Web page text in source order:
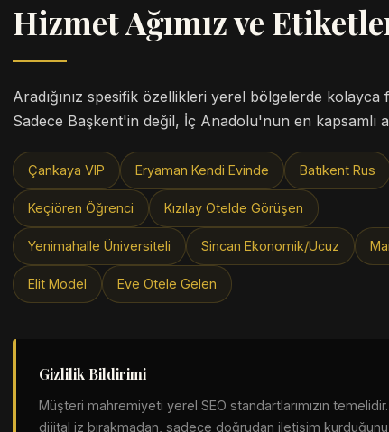
Hizmet Ağımız ve
Aradığınız spesifik özellikleri yerel bölgelerde kolayca
Sadece Başkent'in değil, İç Anadolu'nun en kapsamlı
Çankaya VIP Eryaman Kendi Evinde Batıkent Rus
Keçiören Öğrenci Kızılay Otelde Görüşen
Yenimahalle Üniversiteli Sincan Ekonomik/Ucuz
Elit Model Eve Otele Gelen
Gizlilik Bildirimi
Müşteri mahremiyeti yerel SEO standartlarımızın
dijital iz bırakmadan, sadece doğrudan iletişim